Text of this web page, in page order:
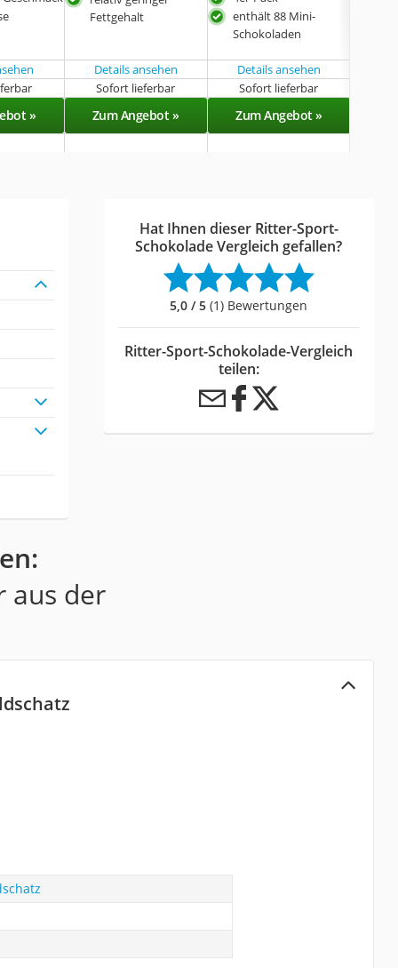
Fettgehalt
enthält 88 Mini-
Schokoladen
Details ansehen Details ansehen
Sofort lieferbar Sofort lieferbar
» Zum Angebot » Zum Angebot »
Hat Ihnen dieser Ritter-Sport-
Schokolade Vergleich gefallen?
5,0 / 5 (1) Bewertungen
Ritter-Sport-Schokolade-Vergleich
teilen:
aus der